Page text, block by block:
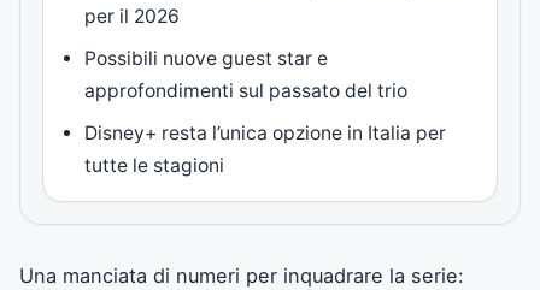
per il 2026
Possibili nuove guest star e
approfondimenti sul passato del trio
Disney+ resta l’unica opzione in Italia per
tutte le stagioni
Una manciata di numeri per inquadrare la serie: